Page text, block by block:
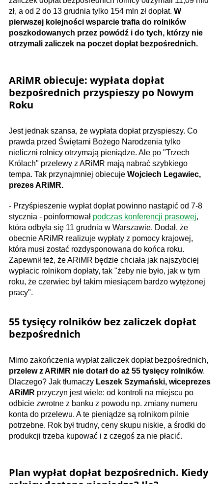
zł, a od 2 do 13 grudnia tylko 154 mln zł dopłat. W
pierwszej kolejności wsparcie trafia do rolników
poszkodowanych przez powódź i do tych, którzy nie
otrzymali zaliczek na poczet dopłat bezpośrednich.
ARiMR obiecuje: wypłata dopłat
bezpośrednich przyspieszy po Nowym
Roku
Jest jednak szansa, że wypłata dopłat przyspieszy. Co
prawda przed Świętami Bożego Narodzenia tylko
nieliczni rolnicy otrzymają pieniądze. Ale po "Trzech
Królach" przelewy z ARiMR mają nabrać szybkiego
tempa. Tak przynajmniej obiecuje Wojciech Legawiec,
prezes ARiMR.
- Przyśpieszenie wypłat dopłat powinno nastąpić od 7-8
stycznia - poinformował podczas konferencji prasowej,
która odbyła się 11 grudnia w Warszawie. Dodał, że
obecnie ARiMR realizuje wypłaty z pomocy krajowej,
która musi zostać rozdysponowana do końca roku.
Zapewnił też, że ARiMR będzie chciała jak najszybciej
wypłacic rolnikom dopłaty, tak "żeby nie było, jak w tym
roku, że czerwiec był takim miesiącem bardzo wytężonej
pracy".
55 tysięcy rolników bez zaliczek dopłat
bezpośrednich
Mimo zakończenia wypłat zaliczek dopłat bezpośrednich,
przelew z ARiMR nie dotarł do aż 55 tysięcy rolników.
Dlaczego? Jak tłumaczy Leszek Szymański, wiceprezes
ARiMR przyczyn jest wiele: od kontroli na miejscu po
odbicie zwrotne z banku z powodu np. zmiany numeru
konta do przelewu. A te pieniądze są rolnikom pilnie
potrzebne. Rok był trudny, ceny skupu niskie, a środki do
produkcji trzeba kupować i z czegoś za nie płacić.
Plan wypłat dopłat bezpośrednich. Kiedy